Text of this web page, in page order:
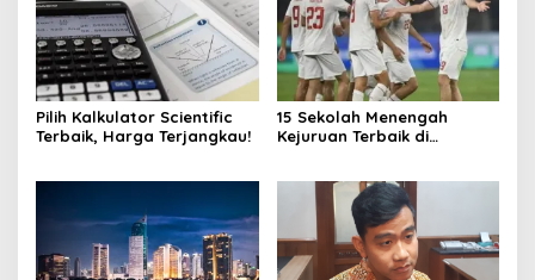
Pilih Kalkulator Scientific
Terbaik, Harga Terjangkau!
15 Sekolah Menengah
Kejuruan Terbaik di
Komputer